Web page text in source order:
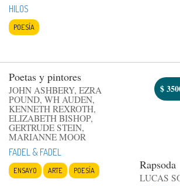
HILOS
POESÍA
Poetas y pintores
JOHN ASHBERY, EZRA
POUND, WH AUDEN,
KENNETH REXROTH,
ELIZABETH BISHOP,
GERTRUDE STEIN,
MARIANNE MOOR
FADEL & FADEL
ENSAYO ARTE POESÍA
$
Rapsoda
LUCAS